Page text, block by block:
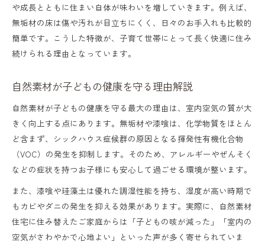
や成長とともに住まい自体が味わいを増していきます。例えば、
無垢材の床は傷や汚れが目立ちにくく、日々のお手入れも比較的
簡単です。こうした特徴が、子育て世帯にとって長く快適に住み
続けられる理由となっています。
自然素材が子どもの健康を守る理由解説
自然素材が子どもの健康を守る最大の理由は、室内空気の質が大
きく向上する点にあります。無垢材や漆喰は、化学物質をほとん
ど含まず、シックハウス症候群の原因となる揮発性有機化合物
（VOC）の発生を抑制します。そのため、アレルギーやぜんそく
などの症状を持つお子様にも安心して過ごせる環境が整います。
また、漆喰や珪藻土は優れた調湿性能を持ち、湿度が高い時期で
もカビやダニの発生を抑える効果があります。実際に、自然素材
住宅に住み替えたご家庭からは「子どもの咳が減った」「室内の
空気がさわやかで心地よい」といった声が多く寄せられていま